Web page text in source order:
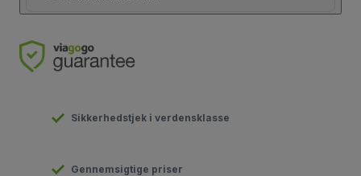
Sikkerhedstjek i verdensklasse
Gennemsigtige priser